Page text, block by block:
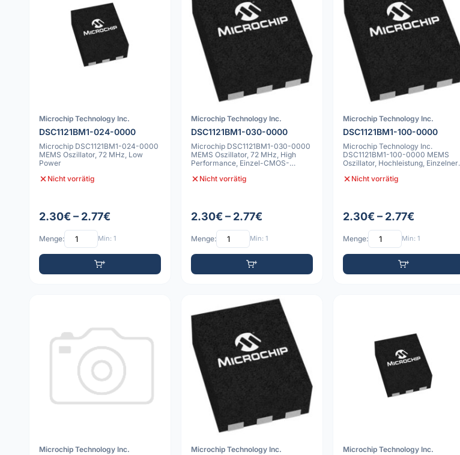
Microchip Technology Inc.
DSC1121BM1-024-0000
Microchip DSC1121BM1-024-0000
MEMS Oszillator, 72 MHz, Low
Power
Nicht vorrätig
2.30€ – 2.77€
Menge: Min: 1
Microchip Technology Inc.
DSC1121BM1-030-0000
Microchip DSC1121BM1-030-0000
MEMS Oszillator, 72 MHz, High
Performance, Einzel-CMOS-
Nicht vorrätig
2.30€ – 2.77€
Menge: Min: 1
Microchip Technology Inc.
DSC1121BM1-100-0000
Microchip Technology Inc.
DSC1121BM1-100-0000 MEMS
Oszillator, Hochleistung, Einzelner
Nicht vorrätig
2.30€ – 2.77€
Menge: Min: 1
Microchip Technology Inc. Microchip Technology Inc. Microchip Technology Inc.